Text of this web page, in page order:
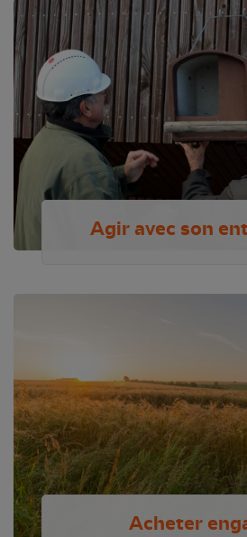
Agir avec son
Acheter